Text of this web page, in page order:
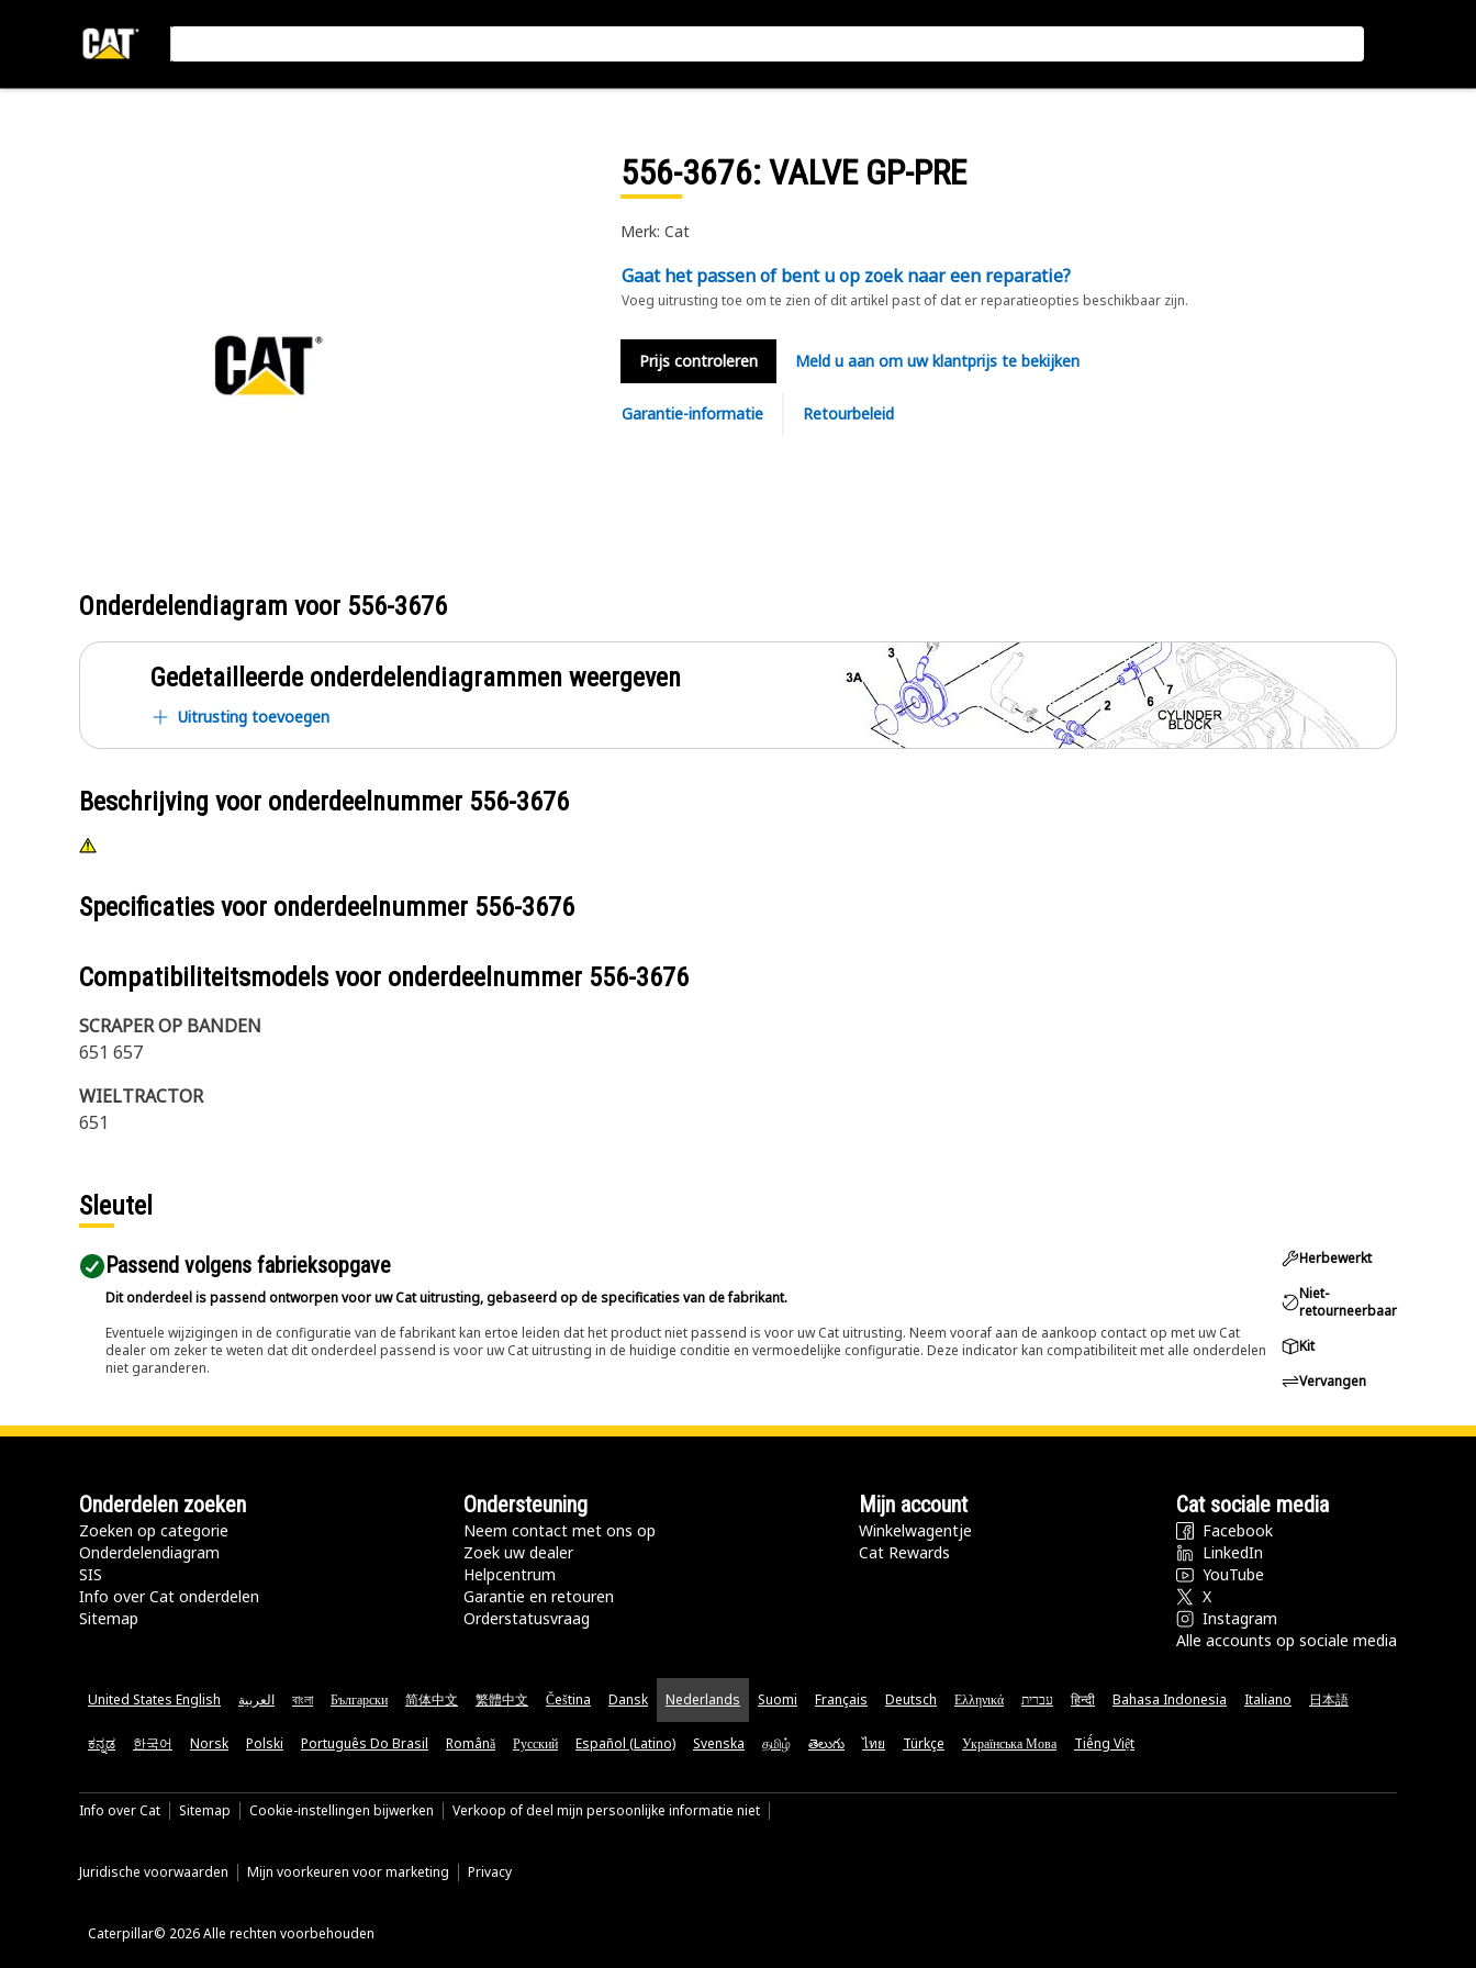
556-3676: VALVE GP-PRE
Merk: Cat
Gaat het passen of bent u op zoek naar een reparatie?
Voeg uitrusting toe om te zien of dit artikel past of dat er reparatieopties beschikbaar zijn.
Prijs controleren Meld u aan om uw klantprijs te bekijken
Garantie-informatie Retourbeleid
Onderdelendiagram voor 556-3676
Gedetailleerde onderdelendiagrammen weergeven
Uitrusting toevoegen
Beschrijving voor onderdeelnummer 556-3676
Specificaties voor onderdeelnummer 556-3676
Compatibiliteitsmodels voor onderdeelnummer 556-3676
SCRAPER OP BANDEN
651 657
WIELTRACTOR
651
Sleutel
Passend volgens fabrieksopgave
Dit onderdeel is passend ontworpen voor uw Cat uitrusting, gebaseerd op de specificaties van de fabrikant.
Eventuele wijzigingen in de configuratie van de fabrikant kan ertoe leiden dat het product niet passend is voor uw Cat uitrusting. Neem vooraf aan de aankoop contact op met uw Cat
dealer om zeker te weten dat dit onderdeel passend is voor uw Cat uitrusting in de huidige conditie en vermoedelijke configuratie. Deze indicator kan compatibiliteit met alle onderdelen
niet garanderen.
Herbewerkt
Niet-
retourneerbaar
Kit
Vervangen
Onderdelen zoeken
Zoeken op categorie
Onderdelendiagram
SIS
Info over Cat onderdelen
Sitemap
Ondersteuning
Neem contact met ons op
Zoek uw dealer
Helpcentrum
Garantie en retouren
Orderstatusvraag
Mijn account
Winkelwagentje
Cat Rewards
Cat sociale media
Facebook
LinkedIn
YouTube
X
Instagram
Alle accounts op sociale media
United States English العربية বাংলা Български 简体中文 繁體中文 Čeština Dansk Nederlands Suomi Français Deutsch Ελληνικά עברית हिन्दी Bahasa Indonesia Italiano 日本語
ಕನ್ನಡ 한국어 Norsk Polski Português Do Brasil Română Русский Español (Latino) Svenska தமிழ் తెలుగు ไทย Türkçe Українська Мова Tiếng Việt
Info over Cat Sitemap Cookie-instellingen bijwerken Verkoop of deel mijn persoonlijke informatie niet
Juridische voorwaarden Mijn voorkeuren voor marketing Privacy
Caterpillar© 2026 Alle rechten voorbehouden